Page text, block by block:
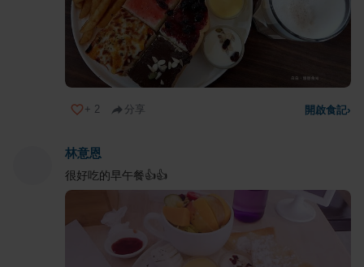
+ 2 分享 開啟食記›
林意恩
很好吃的早午餐👍👍